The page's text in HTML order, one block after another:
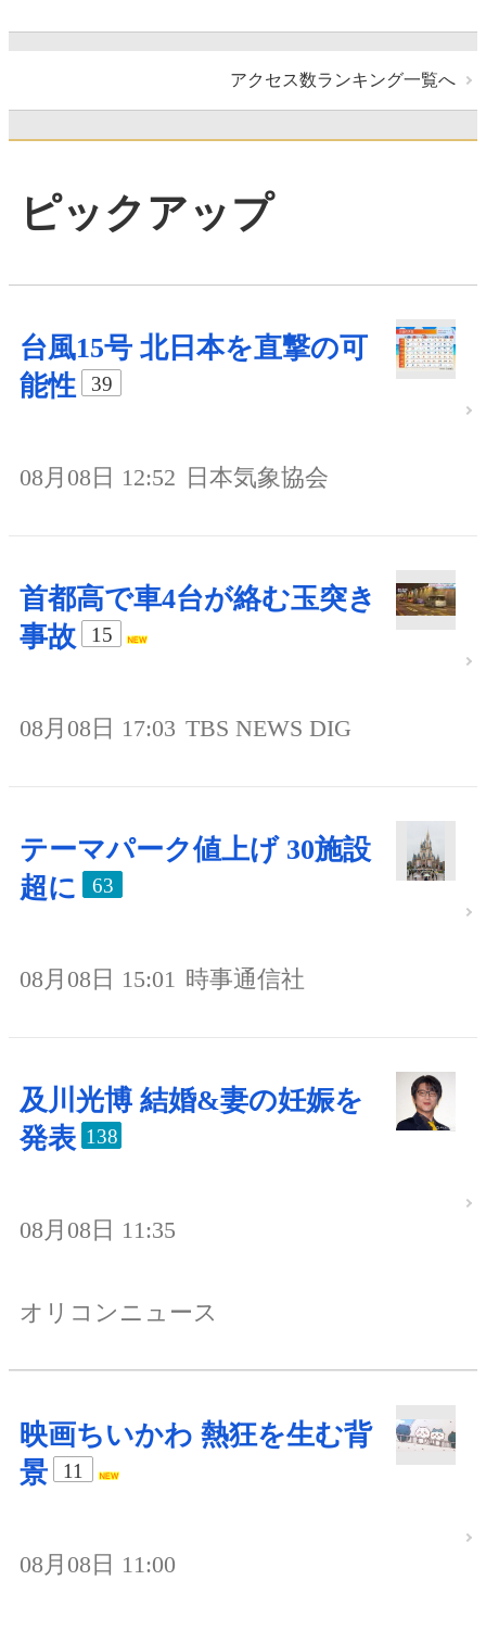
アクセス数ランキング一覧へ
ピックアップ
台風15号 北日本を直撃の可
能性
39
08月08日 12:52 日本気象協会
首都高で車4台が絡む玉突き
事故
15
08月08日 17:03 TBS NEWS DIG
テーマパーク値上げ 30施設
超に
63
08月08日 15:01 時事通信社
及川光博 結婚&妻の妊娠を
発表 138
08月08日 11:35
オリコンニュース
映画ちいかわ 熱狂を生む背
景
11
08月08日 11:00